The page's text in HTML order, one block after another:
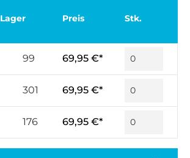
Lager Preis Stk.
99 69,95 €*
301 69,95 €*
176 69,95 €*